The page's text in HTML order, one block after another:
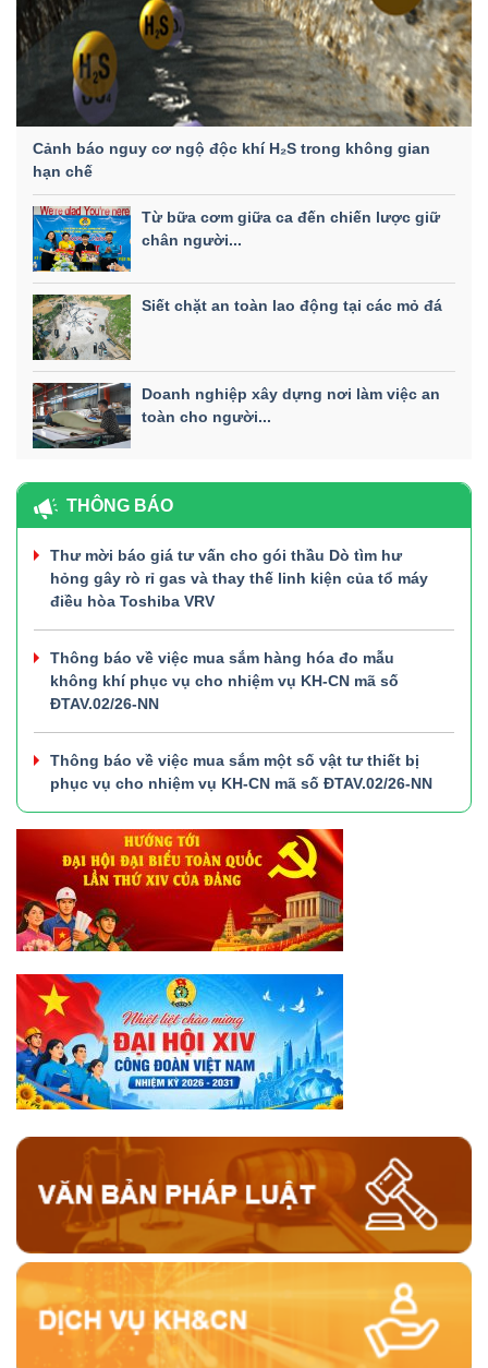
Cảnh báo nguy cơ ngộ độc khí H₂S trong không gian
hạn chế
Từ bữa cơm giữa ca đến chiến lược giữ
chân người...
Siết chặt an toàn lao động tại các mỏ đá
Doanh nghiệp xây dựng nơi làm việc an
toàn cho người...
THÔNG BÁO
Thư mời báo giá tư vấn cho gói thầu Dò tìm hư
hỏng gây rò rỉ gas và thay thế linh kiện của tổ máy
điều hòa Toshiba VRV
Thông báo về việc mua sắm hàng hóa đo mẫu
không khí phục vụ cho nhiệm vụ KH-CN mã số
ĐTAV.02/26-NN
Thông báo về việc mua sắm một số vật tư thiết bị
phục vụ cho nhiệm vụ KH-CN mã số ĐTAV.02/26-NN